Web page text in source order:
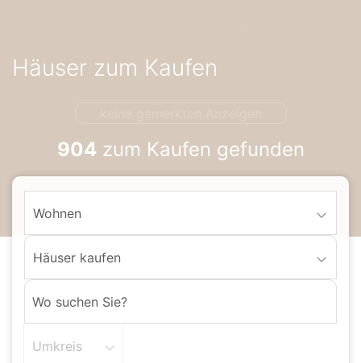
zur
Navigation
Häuser zum Kaufen
904 zum Kaufen gefunden
Wohnen
Häuser kaufen
Umkreis